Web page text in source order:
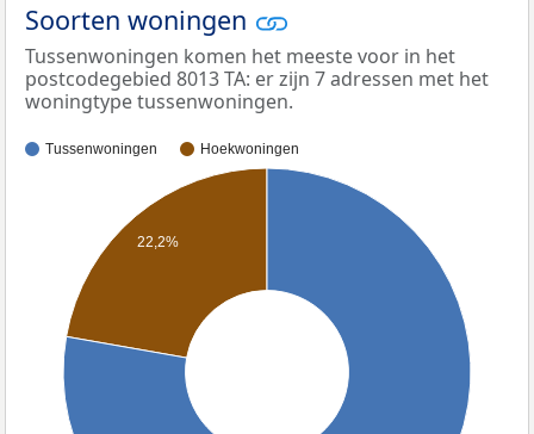
Soorten woningen
Tussenwoningen komen het meeste voor in het
postcodegebied 8013 TA: er zijn 7 adressen met het
woningtype tussenwoningen.
Tussenwoningen Hoekwoningen
22,2%